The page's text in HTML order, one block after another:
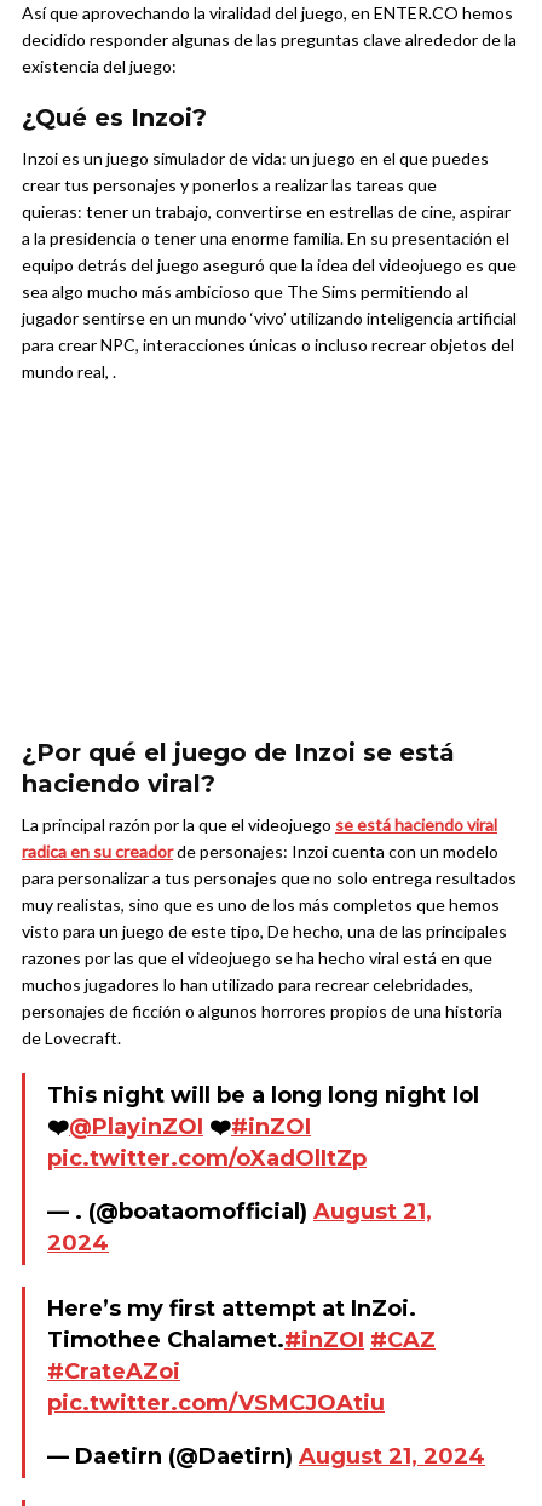
Así que aprovechando la viralidad del juego, en ENTER.CO hemos
decidido responder algunas de las preguntas clave alrededor de la
existencia del juego:
¿Qué es Inzoi?
Inzoi es un juego simulador de vida: un juego en el que puedes
crear tus personajes y ponerlos a realizar las tareas que
quieras: tener un trabajo, convertirse en estrellas de cine, aspirar
a la presidencia o tener una enorme familia. En su presentación el
equipo detrás del juego aseguró que la idea del videojuego es que
sea algo mucho más ambicioso que The Sims permitiendo al
jugador sentirse en un mundo ‘vivo’ utilizando inteligencia artificial
para crear NPC, interacciones únicas o incluso recrear objetos del
mundo real, .
¿Por qué el juego de Inzoi se está
haciendo viral?
La principal razón por la que el videojuego se está haciendo viral
radica en su creadorde personajes: Inzoi cuenta con un modelo
para personalizar a tus personajes que no solo entrega resultados
muy realistas, sino que es uno de los más completos que hemos
visto para un juego de este tipo, De hecho, una de las principales
razones por las que el videojuego se ha hecho viral está en que
muchos jugadores lo han utilizado para recrear celebridades,
personajes de ficción o algunos horrores propios de una historia
de Lovecraft.
This night will be a long long night lol
❤️@PlayinZOI ❤️#inZOI
pic.twitter.com/oXadOlItZp
— . (@boataomofficial) August 21,
2024
Here’s my first attempt at InZoi.
Timothee Chalamet.#inZOI #CAZ
#CrateAZoi
pic.twitter.com/VSMCJOAtiu
— Daetirn (@Daetirn) August 21, 2024